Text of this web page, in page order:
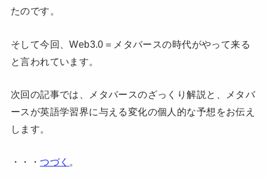
たのです。
そして今回、Web3.0＝メタバースの時代がやって来る
と言われています。
次回の記事では、メタバースのざっくり解説と、メタバ
ースが英語学習界に与える変化の個人的な予想をお伝え
します。
・・・つづく 。